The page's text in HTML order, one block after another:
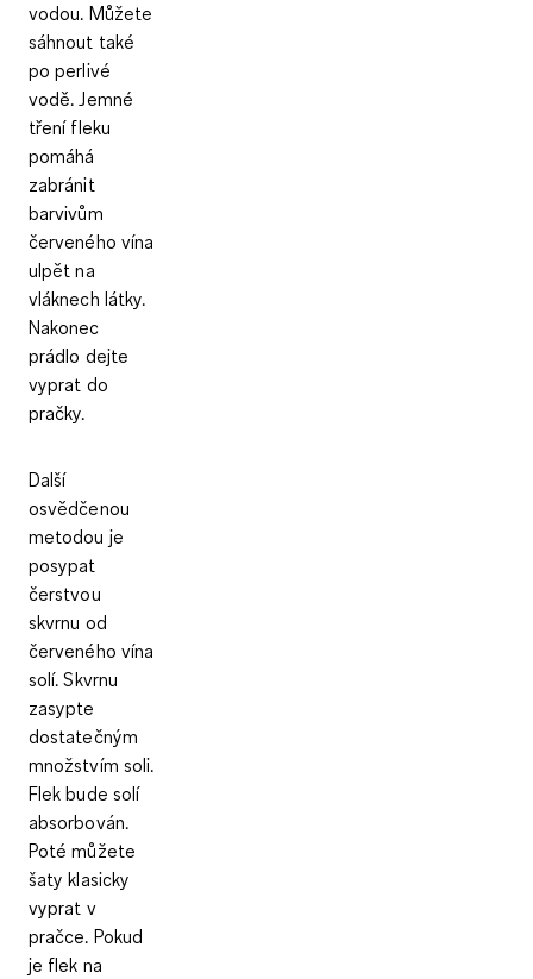
vodou. Můžete
sáhnout také
po perlivé
vodě. Jemné
tření fleku
pomáhá
zabránit
barvivům
červeného vína
ulpět na
vláknech látky.
Nakonec
prádlo dejte
vyprat do
pračky.
Další
osvědčenou
metodou je
posypat
čerstvou
skvrnu od
červeného vína
solí. Skvrnu
zasypte
dostatečným
množstvím soli.
Flek bude solí
absorbován.
Poté můžete
šaty klasicky
vyprat v
pračce. Pokud
je flek na